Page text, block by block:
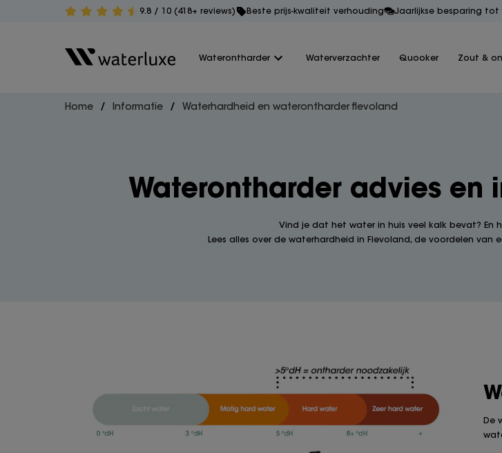
9.8 / 10 (418+ reviews) Beste prijs-kwaliteit verhouding Jaarlijkse besparing tot
Waterontharder Waterverzachter Quooker Zout &
Home Informatie Waterhardheid en waterontharder flevoland
Waterontharder advies en
Vind je dat het water in huis veel kalk bevat? En
Lees alles over de waterhardheid in Flevoland, de voordelen van
De